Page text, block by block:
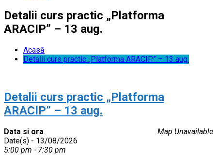
Detalii curs practic „Platforma
ARACIP” – 13 aug.
Acasă
Detalii curs practic „Platforma ARACIP” – 13 aug.
Detalii curs practic „Platforma
ARACIP” – 13 aug.
Map Unavailable
Data si ora
Date(s) - 13/08/2026
5:00 pm - 7:30 pm